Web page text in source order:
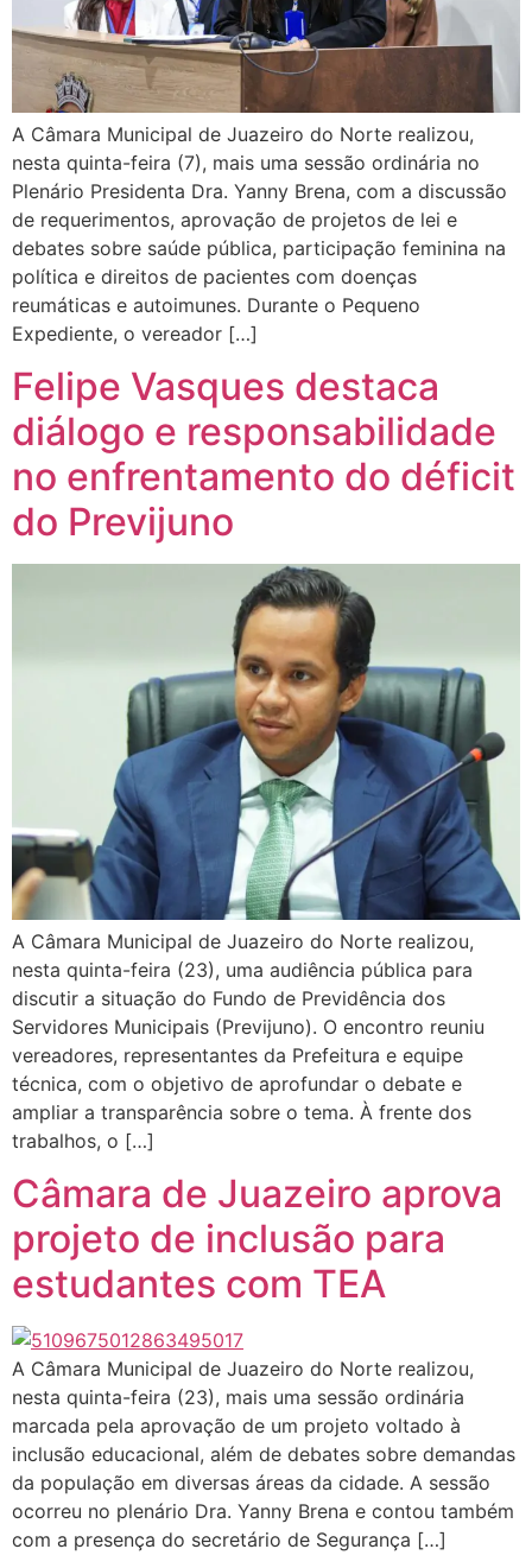
A Câmara Municipal de Juazeiro do Norte realizou,
nesta quinta-feira (7), mais uma sessão ordinária no
Plenário Presidenta Dra. Yanny Brena, com a discussão
de requerimentos, aprovação de projetos de lei e
debates sobre saúde pública, participação feminina na
política e direitos de pacientes com doenças
reumáticas e autoimunes. Durante o Pequeno
Expediente, o vereador […]
Felipe Vasques destaca
diálogo e responsabilidade
no enfrentamento do déficit
do Previjuno
A Câmara Municipal de Juazeiro do Norte realizou,
nesta quinta-feira (23), uma audiência pública para
discutir a situação do Fundo de Previdência dos
Servidores Municipais (Previjuno). O encontro reuniu
vereadores, representantes da Prefeitura e equipe
técnica, com o objetivo de aprofundar o debate e
ampliar a transparência sobre o tema. À frente dos
trabalhos, o […]
Câmara de Juazeiro aprova
projeto de inclusão para
estudantes com TEA
A Câmara Municipal de Juazeiro do Norte realizou,
nesta quinta-feira (23), mais uma sessão ordinária
marcada pela aprovação de um projeto voltado à
inclusão educacional, além de debates sobre demandas
da população em diversas áreas da cidade. A sessão
ocorreu no plenário Dra. Yanny Brena e contou também
com a presença do secretário de Segurança […]